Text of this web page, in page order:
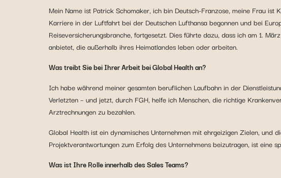
Mein Name ist Patrick Schomaker, ich bin Deutsch-Franzose, meine Frau
Karriere in der Luftfahrt bei der Deutschen Lufthansa begonnen und bei
Reiseversicherungsbranche, fortgesetzt. Dies führte dazu, dass ich am 1.
anbietet, die außerhalb ihres Heimatlandes leben oder arbeiten.
Was treibt Sie bei Ihrer Arbeit bei Global Health an?
Ich habe während meiner gesamten beruflichen Laufbahn in der
Verletzten – und jetzt, durch FGH, helfe ich Menschen, die richtige
Arztrechnungen zu bezahlen.
Global Health ist ein dynamisches Unternehmen mit ehrgeizigen Zielen, und
Projektverantwortungen zum Erfolg des Unternehmens beizutragen, ist eine
Was ist Ihre Rolle innerhalb des Sales Teams?